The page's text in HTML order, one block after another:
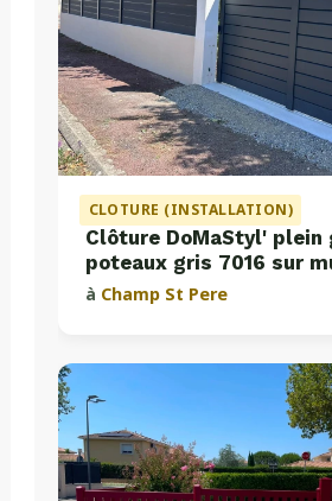
CLOTURE (INSTALLATION)
Clôture DoMaStyl' plein
poteaux gris 7016 sur
portail coulissant
à Champ St Pere